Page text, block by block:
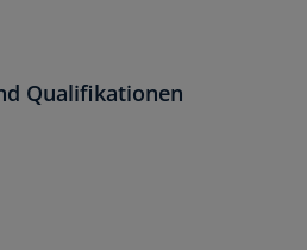
Qualifikationen